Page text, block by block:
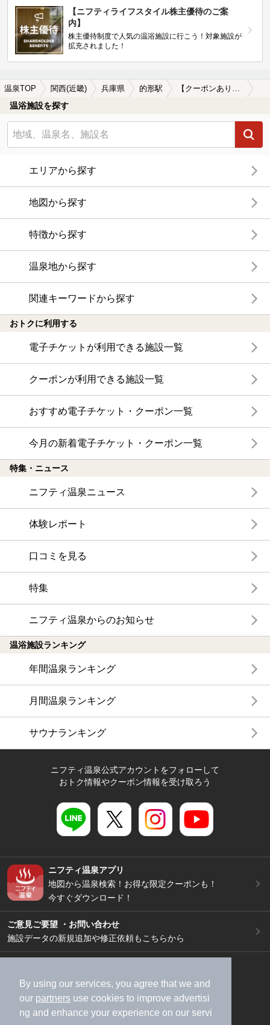
By using our services, you agree that we and
our partners use cookies to improve advertisi
ng and enhance your experience on our servi
【ニフティライフスタイル株主優待のご案
内】
株主優待制度で人気の温浴施設に行こう！対象施設が
拡充されました！
温泉TOP 関西(近畿) 兵庫県 的形駅
温浴施設を探す
エリアから探す
地図から探す
特徴から探す
温泉地から探す
関連キーワードから探す
おトクに利用する
電子チケットが利用できる施設一覧
クーポンが利用できる施設一覧
おすすめ電子チケット・クーポン一覧
今月の新着電子チケット・クーポン一覧
特集・ニュース
ニフティ温泉ニュース
体験レポート
口コミを見る
特集
ニフティ温泉からのお知らせ
温浴施設ランキング
年間温泉ランキング
月間温泉ランキング
サウナランキング
ニフティ温泉公式アカウントをフォローして
おトク情報やクーポン情報を受け取ろう
ニフティ温泉アプリ
地図から温泉検索！お得な限定クーポンも！
今すぐダウンロード！
ご意見ご要望 ・お問い合わせ
施設データの新規追加や修正依頼もこちらから
加盟店募集（資料請求）
広告出稿のご案内
利用規約
ライフスタイルMEMBERS+規約
特定商取引法に基づく表記
ヘルプ 採用情報